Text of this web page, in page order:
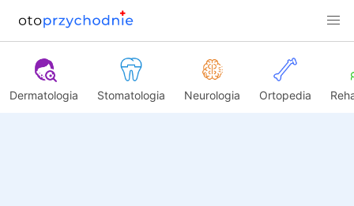
Dermatologia Stomatologia Neurologia Ortopedia